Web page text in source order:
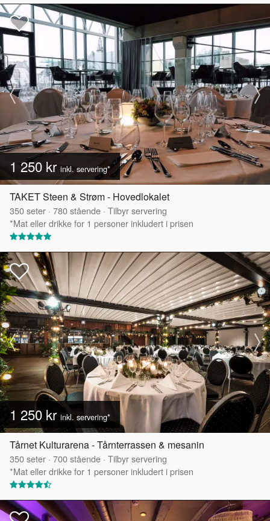
1 250 kr inkl. servering*
TAKET Steen & Strøm - Hovedlokalet
350seter · 780stående · Tilbyr servering
*Mat eller drikke for 1 personer inkludert i prisen
1 250 kr inkl. servering*
Tårnet Kulturarena - Tårnterrassen & mesanin
350seter · 700stående · Tilbyr servering
*Mat eller drikke for 1 personer inkludert i prisen